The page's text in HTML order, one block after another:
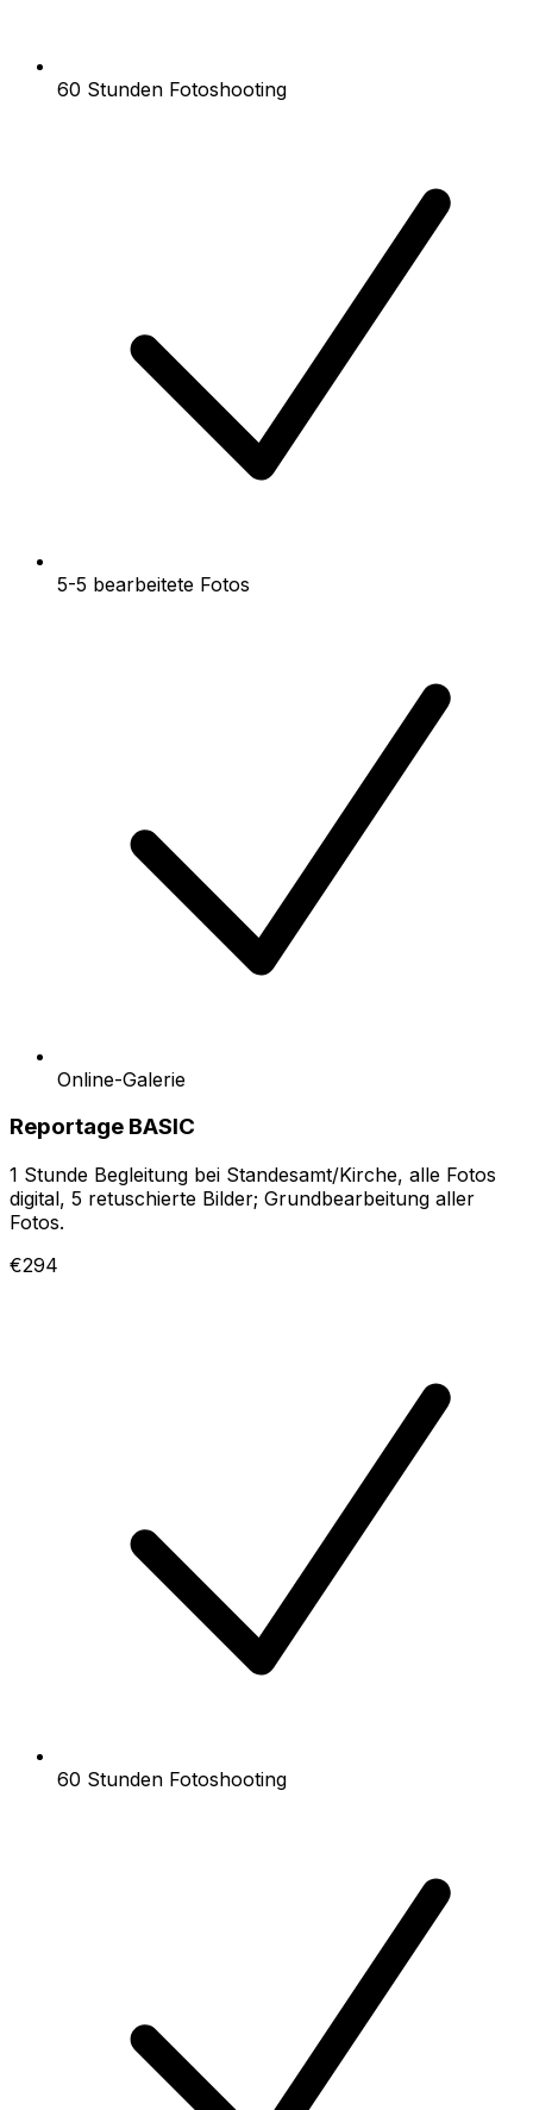
60 Stunden Fotoshooting
5-5 bearbeitete Fotos
Online-Galerie
Reportage BASIC
1 Stunde Begleitung bei Standesamt/Kirche, alle Fotos
digital, 5 retuschierte Bilder; Grundbearbeitung aller
Fotos.
€294
60 Stunden Fotoshooting